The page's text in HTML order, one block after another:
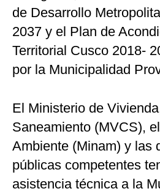
de Desarrollo
2037 y el Plan de
Territorial Cusco 2018-
por la Municipalidad
El Ministerio de
Saneamiento (MVCS),
Ambiente (Minam) y las
públicas competentes
asistencia técnica a la